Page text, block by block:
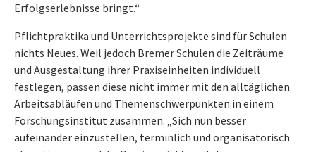
Erfolgserlebnisse bringt.“
Pflichtpraktika und Unterrichtsprojekte sind für Schulen
nichts Neues. Weil jedoch Bremer Schulen die Zeiträume
und Ausgestaltung ihrer Praxiseinheiten individuell
festlegen, passen diese nicht immer mit den alltäglichen
Arbeitsabläufen und Themenschwerpunkten in einem
Forschungsinstitut zusammen. „Sich nun besser
aufeinander einzustellen, terminlich und organisatorisch